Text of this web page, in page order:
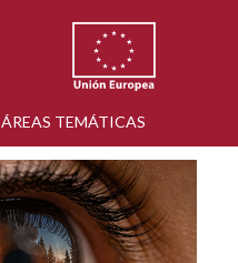
ÁREAS TEMÁTICAS